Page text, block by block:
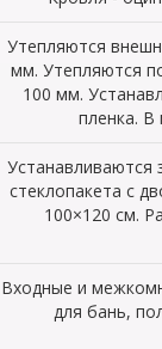
Утепляются
мм. Утепляются
100 мм.
пленка. В
Устанавливаются
стеклопакета с
100×120 см.
Входные и
для бань,